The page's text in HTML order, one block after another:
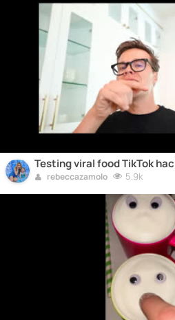
Testing viral food TikTok
rebeccazamolo 5.9k